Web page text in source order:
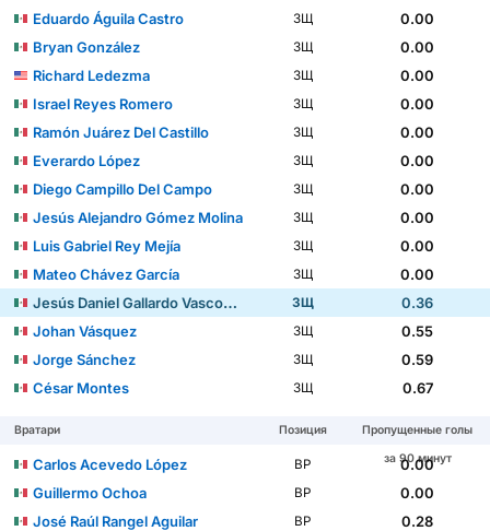
Eduardo Águila Castro
ЗЩ
0.00
Bryan González
ЗЩ
0.00
Richard Ledezma
ЗЩ
0.00
Israel Reyes Romero
ЗЩ
0.00
Ramón Juárez Del Castillo
ЗЩ
0.00
Everardo López
ЗЩ
0.00
Diego Campillo Del Campo
ЗЩ
0.00
Jesús Alejandro Gómez Molina
ЗЩ
0.00
Luis Gabriel Rey Mejía
ЗЩ
0.00
Mateo Chávez García
ЗЩ
0.00
Jesús Daniel Gallardo Vasconcelos
ЗЩ
0.36
Johan Vásquez
ЗЩ
0.55
Jorge Sánchez
ЗЩ
0.59
César Montes
ЗЩ 0.67
Вратари Позиция
Пропущенные голы
за 90 минут
Carlos Acevedo López ВР
0.00
Guillermo Ochoa
ВР
0.00
José Raúl Rangel Aguilar
ВР 0.28